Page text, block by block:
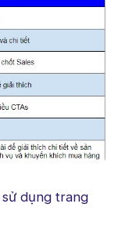
dụng trang